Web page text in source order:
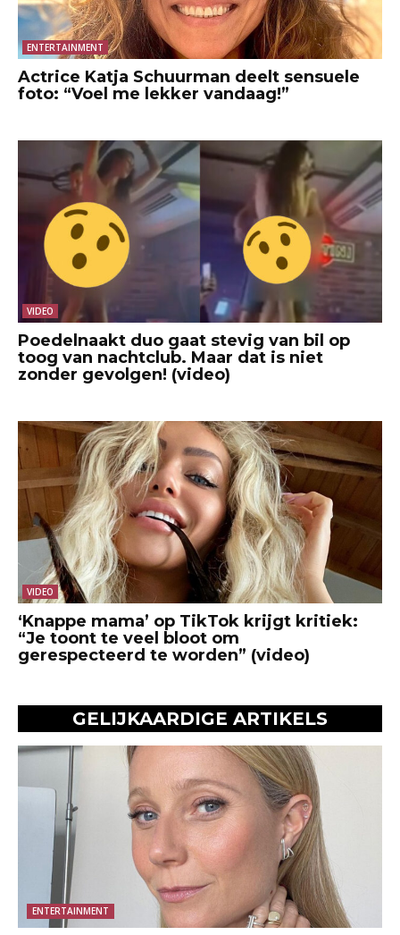
ENTERTAINMENT
Actrice Katja Schuurman deelt sensuele
foto: “Voel me lekker vandaag!”
VIDEO
Poedelnaakt duo gaat stevig van bil op
toog van nachtclub. Maar dat is niet
zonder gevolgen! (video)
VIDEO
‘Knappe mama’ op TikTok krijgt kritiek:
“Je toont te veel bloot om
gerespecteerd te worden” (video)
GELIJKAARDIGE ARTIKELS
ENTERTAINMENT